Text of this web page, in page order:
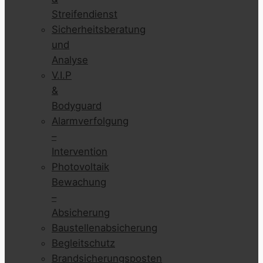
Streifendienst
Sicherheitsberatung
und
Analyse
V.I.P
&
Bodyguard
Alarmverfolgung
–
Intervention
Photovoltaik
Bewachung
–
Absicherung
Baustellenabsicherung
Begleitschutz
Brandsicherungsposten